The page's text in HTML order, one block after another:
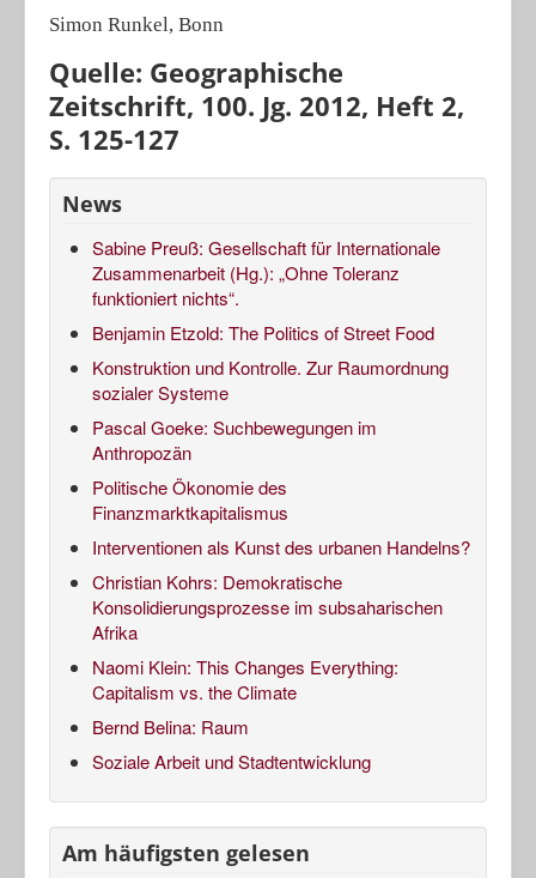
Simon Runkel, Bonn
Quelle: Geographische
Zeitschrift, 100. Jg. 2012, Heft 2,
S. 125-127
News
Sabine Preuß: Gesellschaft für Internationale
Zusammenarbeit (Hg.): „Ohne Toleranz
funktioniert nichts“.
Benjamin Etzold: The Politics of Street Food
Konstruktion und Kontrolle. Zur Raumordnung
sozialer Systeme
Pascal Goeke: Suchbewegungen im
Anthropozän
Politische Ökonomie des
Finanzmarktkapitalismus
Interventionen als Kunst des urbanen Handelns?
Christian Kohrs: Demokratische
Konsolidierungsprozesse im subsaharischen
Afrika
Naomi Klein: This Changes Everything:
Capitalism vs. the Climate
Bernd Belina: Raum
Soziale Arbeit und Stadtentwicklung
Am häufigsten gelesen